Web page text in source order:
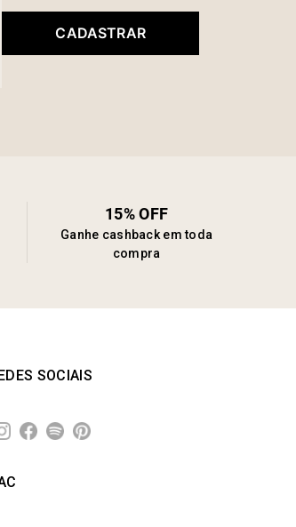
CADASTRAR
15% OFF
Ganhe cashback em toda
compra
SOCIAIS